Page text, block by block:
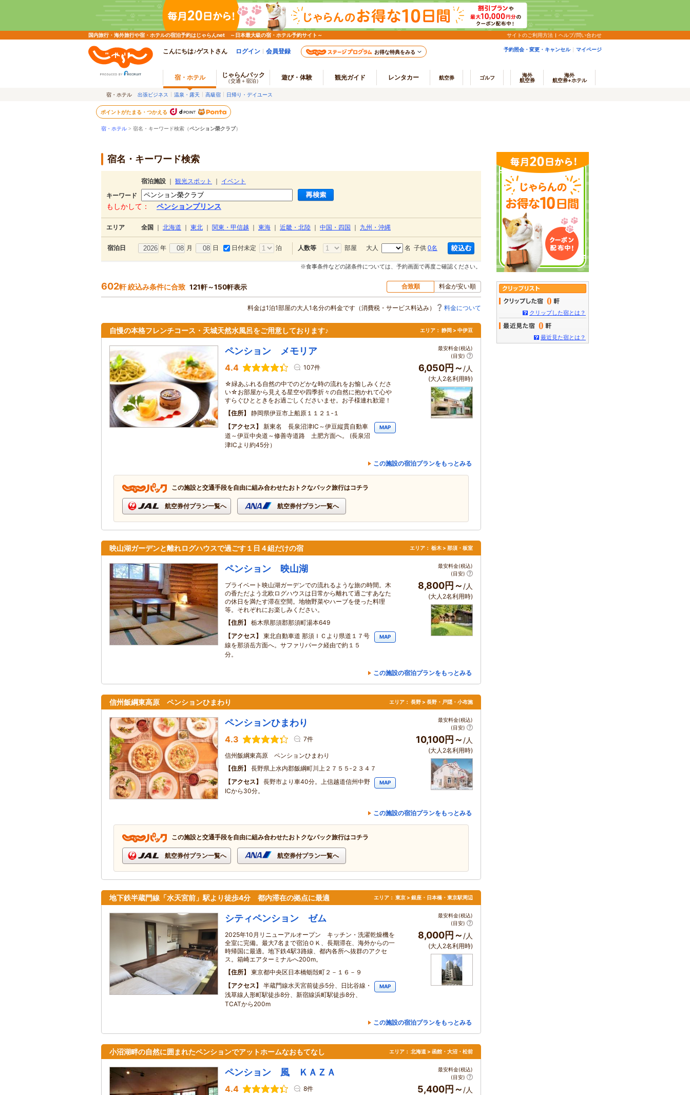
国内旅行・海外旅行や宿・ホテルの宿泊予約はじゃらんnet ～日本最大級の宿・ホテル予約サイト～ サイトのご利用方法 ヘルプ/問い合わせ
こんにちは♪ゲストさん ログイン 会員登録 お得な特典をみる 予約照会・変更・キャンセル マイページ
宿・ホテル じゃらんパック
（交通＋宿泊） 遊び・体験 観光ガイド レンタカー 航空券 ゴルフ
海外
航空券
海外
航空券+ホテル
宿・ホテル 出張ビジネス 温泉・露天 高級宿 日帰り・デイユース
ポイントがたまる・つかえる
宿・ホテル > 宿名・キーワード検索（ペンション榮クラブ）
宿名・キーワード検索
宿泊施設 観光スポット
イベント
キーワード
もしかして： ペンションプリンス
エリア 全国 北海道 東北 関東・甲信越 東海 近畿・北陸 中国・四国 九州・沖縄
宿泊日 年 月 日 日付未定 泊 人数等 部屋 大人 名 子供 0名
※食事条件などの諸条件については、予約画面で再度ご確認ください。
602軒 絞込み条件に合致 121軒～150軒表示 合致順 料金が安い順
料金は1泊1部屋の大人1名分の料金です（消費税・サービス料込み） 料金について
自慢の本格フレンチコース・天城天然水風呂をご用意しております♪ エリア： 静岡 > 中伊豆
ペンション メモリア
4.4 107件
☆緑あふれる自然の中でのどかな時の流れをお愉しみくださ
い☆お部屋から見える星空や四季折々の自然に抱かれて心や
すらぐひとときをお過ごしくださいませ。お子様連れ歓迎！
住所
静岡県伊豆市上船原１１２１‐１
アクセス
新東名 長泉沼津IC～伊豆縦貫自動車
道～伊豆中央道～修善寺道路 土肥方面へ。 (長泉沼
津ICより約45分）
MAP
最安料金(税込)
(目安)
6,050円～ /人
(大人2名利用時)
この施設の宿泊プランをもっとみる
この施設と交通手段を自由に組み合わせたおトクなパック旅行はコチラ
航空券付プラン一覧へ 航空券付プラン一覧へ
映山湖ガーデンと離れログハウスで過ごす１日４組だけの宿 エリア： 栃木 > 那須・板室
ペンション 映山湖
プライベート映山湖ガーデンでの流れるような旅の時間。木
の香ただよう北欧ログハウスは日常から離れて過ごすあなた
の休日を満たす滞在空間。地物野菜やハーブを使った料理
等。それぞれにお楽しみください。
住所
栃木県那須郡那須町湯本649
アクセス
東北自動車道 那須ＩＣより県道１７号
線を那須岳方面へ。サファリパーク経由で約１５
分。
MAP
最安料金(税込)
(目安)
8,800円～ /人
(大人2名利用時)
この施設の宿泊プランをもっとみる
信州飯綱東高原 ペンションひまわり エリア： 長野 > 長野・戸隠・小布施
ペンションひまわり
4.3 7件
信州飯綱東高原 ペンションひまわり
住所
長野県上水内郡飯綱町川上２７５５‐２３４７
アクセス
長野市より車40分。上信越道信州中野
ICから30分。
MAP
最安料金(税込)
(目安)
10,100円～ /人
(大人2名利用時)
この施設の宿泊プランをもっとみる
この施設と交通手段を自由に組み合わせたおトクなパック旅行はコチラ
航空券付プラン一覧へ 航空券付プラン一覧へ
地下鉄半蔵門線「水天宮前」駅より徒歩4分 都内滞在の拠点に最適 エリア： 東京 > 銀座・日本橋・東京駅周辺
シティペンション ゼム
2025年10月リニューアルオープン キッチン・洗濯乾燥機を
全室に完備。最大7名まで宿泊ＯＫ、長期滞在、海外からの一
時帰国に最適。地下鉄4駅3路線、都内各所へ抜群のアクセ
ス。箱崎エアターミナルへ200m。
住所
東京都中央区日本橋蛎殻町２－１６－９
アクセス
半蔵門線水天宮前徒歩5分、日比谷線・
浅草線人形町駅徒歩8分、新宿線浜町駅徒歩8分、
TCATから200m
MAP
最安料金(税込)
(目安)
8,000円～ /人
(大人2名利用時)
この施設の宿泊プランをもっとみる
小沼湖畔の自然に囲まれたペンションでアットホームなおもてなし エリア： 北海道 > 函館・大沼・松前
ペンション 風 ＫＡＺＡ
4.4 8件
最安料金(税込)
(目安)
5,400円～ /人
0
クリップした宿とは？
0
最近見た宿とは？